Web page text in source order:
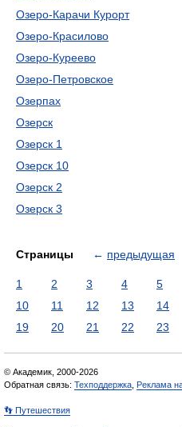
Озеро-Карачи Курорт
Озеро-Красилово
Озеро-Куреево
Озеро-Петровское
Озерпах
Озерск
Озерск 1
Озерск 10
Озерск 2
Озерск 3
Страницы ← предыдущая
1 2 3 4 5
10
11 12 13 14
19
20 21 22 23
© Академик, 2000-2026
Обратная связь: Техподдержка Реклама
👣 Путешествия